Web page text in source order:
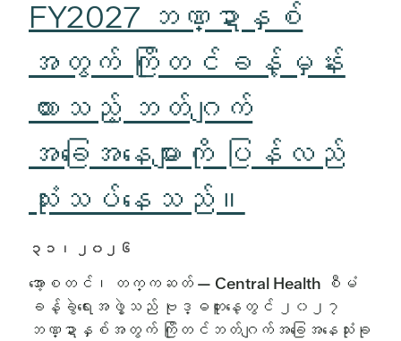
FY2027 ဘဏ္ဍာနှစ်
အတွက် ကြိုတင်ခန့်မှန်း
ထားသည့် ဘတ်ဂျက်
အခြေအနေများကို ပြန်လည်
သုံးသပ်နေသည်။
၃၁၊ ၂၀၂၆
အော့စတင်၊ တက္ကဆတ် — Central Health စီမံ
ခန့်ခွဲရေးအဖွဲ့သည် ဗုဒ္ဓဟူးနေ့တွင် ၂၀၂၇
ဘဏ္ဍာနှစ်အတွက် ကြိုတင်ဘတ်ဂျက်အခြေအနေသုံးခု